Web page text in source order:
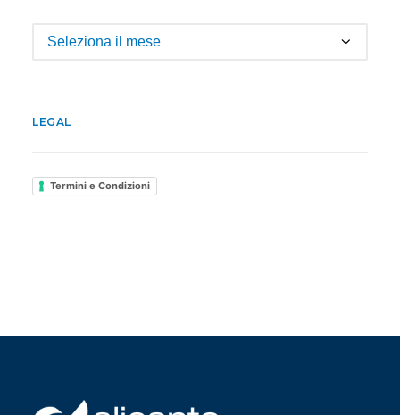
Archivio
LEGAL
Termini e Condizioni